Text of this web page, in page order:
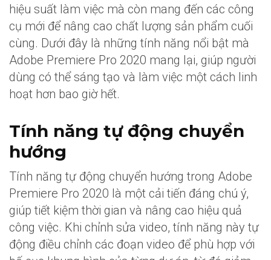
hiệu suất làm việc mà còn mang đến các công
cụ mới để nâng cao chất lượng sản phẩm cuối
cùng. Dưới đây là những tính năng nổi bật mà
Adobe Premiere Pro 2020 mang lại, giúp người
dùng có thể sáng tạo và làm việc một cách linh
hoạt hơn bao giờ hết.
Tính năng tự động chuyển
hướng
Tính năng tự động chuyển hướng trong Adobe
Premiere Pro 2020 là một cải tiến đáng chú ý,
giúp tiết kiệm thời gian và nâng cao hiệu quả
công việc. Khi chỉnh sửa video, tính năng này tự
động điều chỉnh các đoạn video để phù hợp với